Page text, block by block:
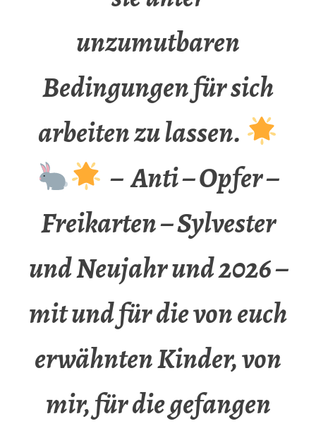
unzumutbaren
Bedingungen für sich
arbeiten zu lassen.
– Anti – Opfer –
Freikarten – Sylvester
und Neujahr und 2026 –
mit und für die von euch
erwähnten Kinder, von
mir, für die gefangen